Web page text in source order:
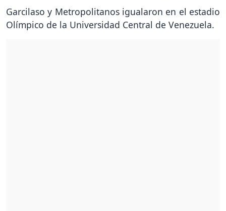
Garcilaso y Metropolitanos igualaron en el estadio
Olímpico de la Universidad Central de Venezuela.